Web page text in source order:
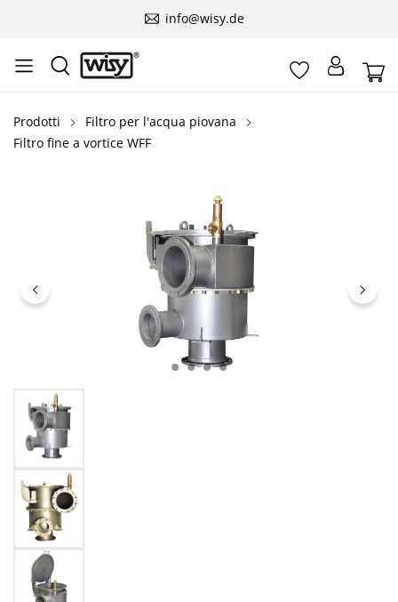
info@wisy.de
Prodotti
Filtro per l'acqua piovana
Filtro fine a vortice WFF